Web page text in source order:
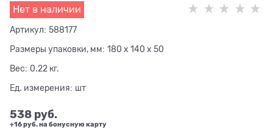
Нет в наличии
Артикул: 588177
Размеры упаковки, мм: 180 x 140 x 50
Вес: 0.22 кг.
Ед. измерения: шт
538 руб.
+16 руб. на бонусную карту